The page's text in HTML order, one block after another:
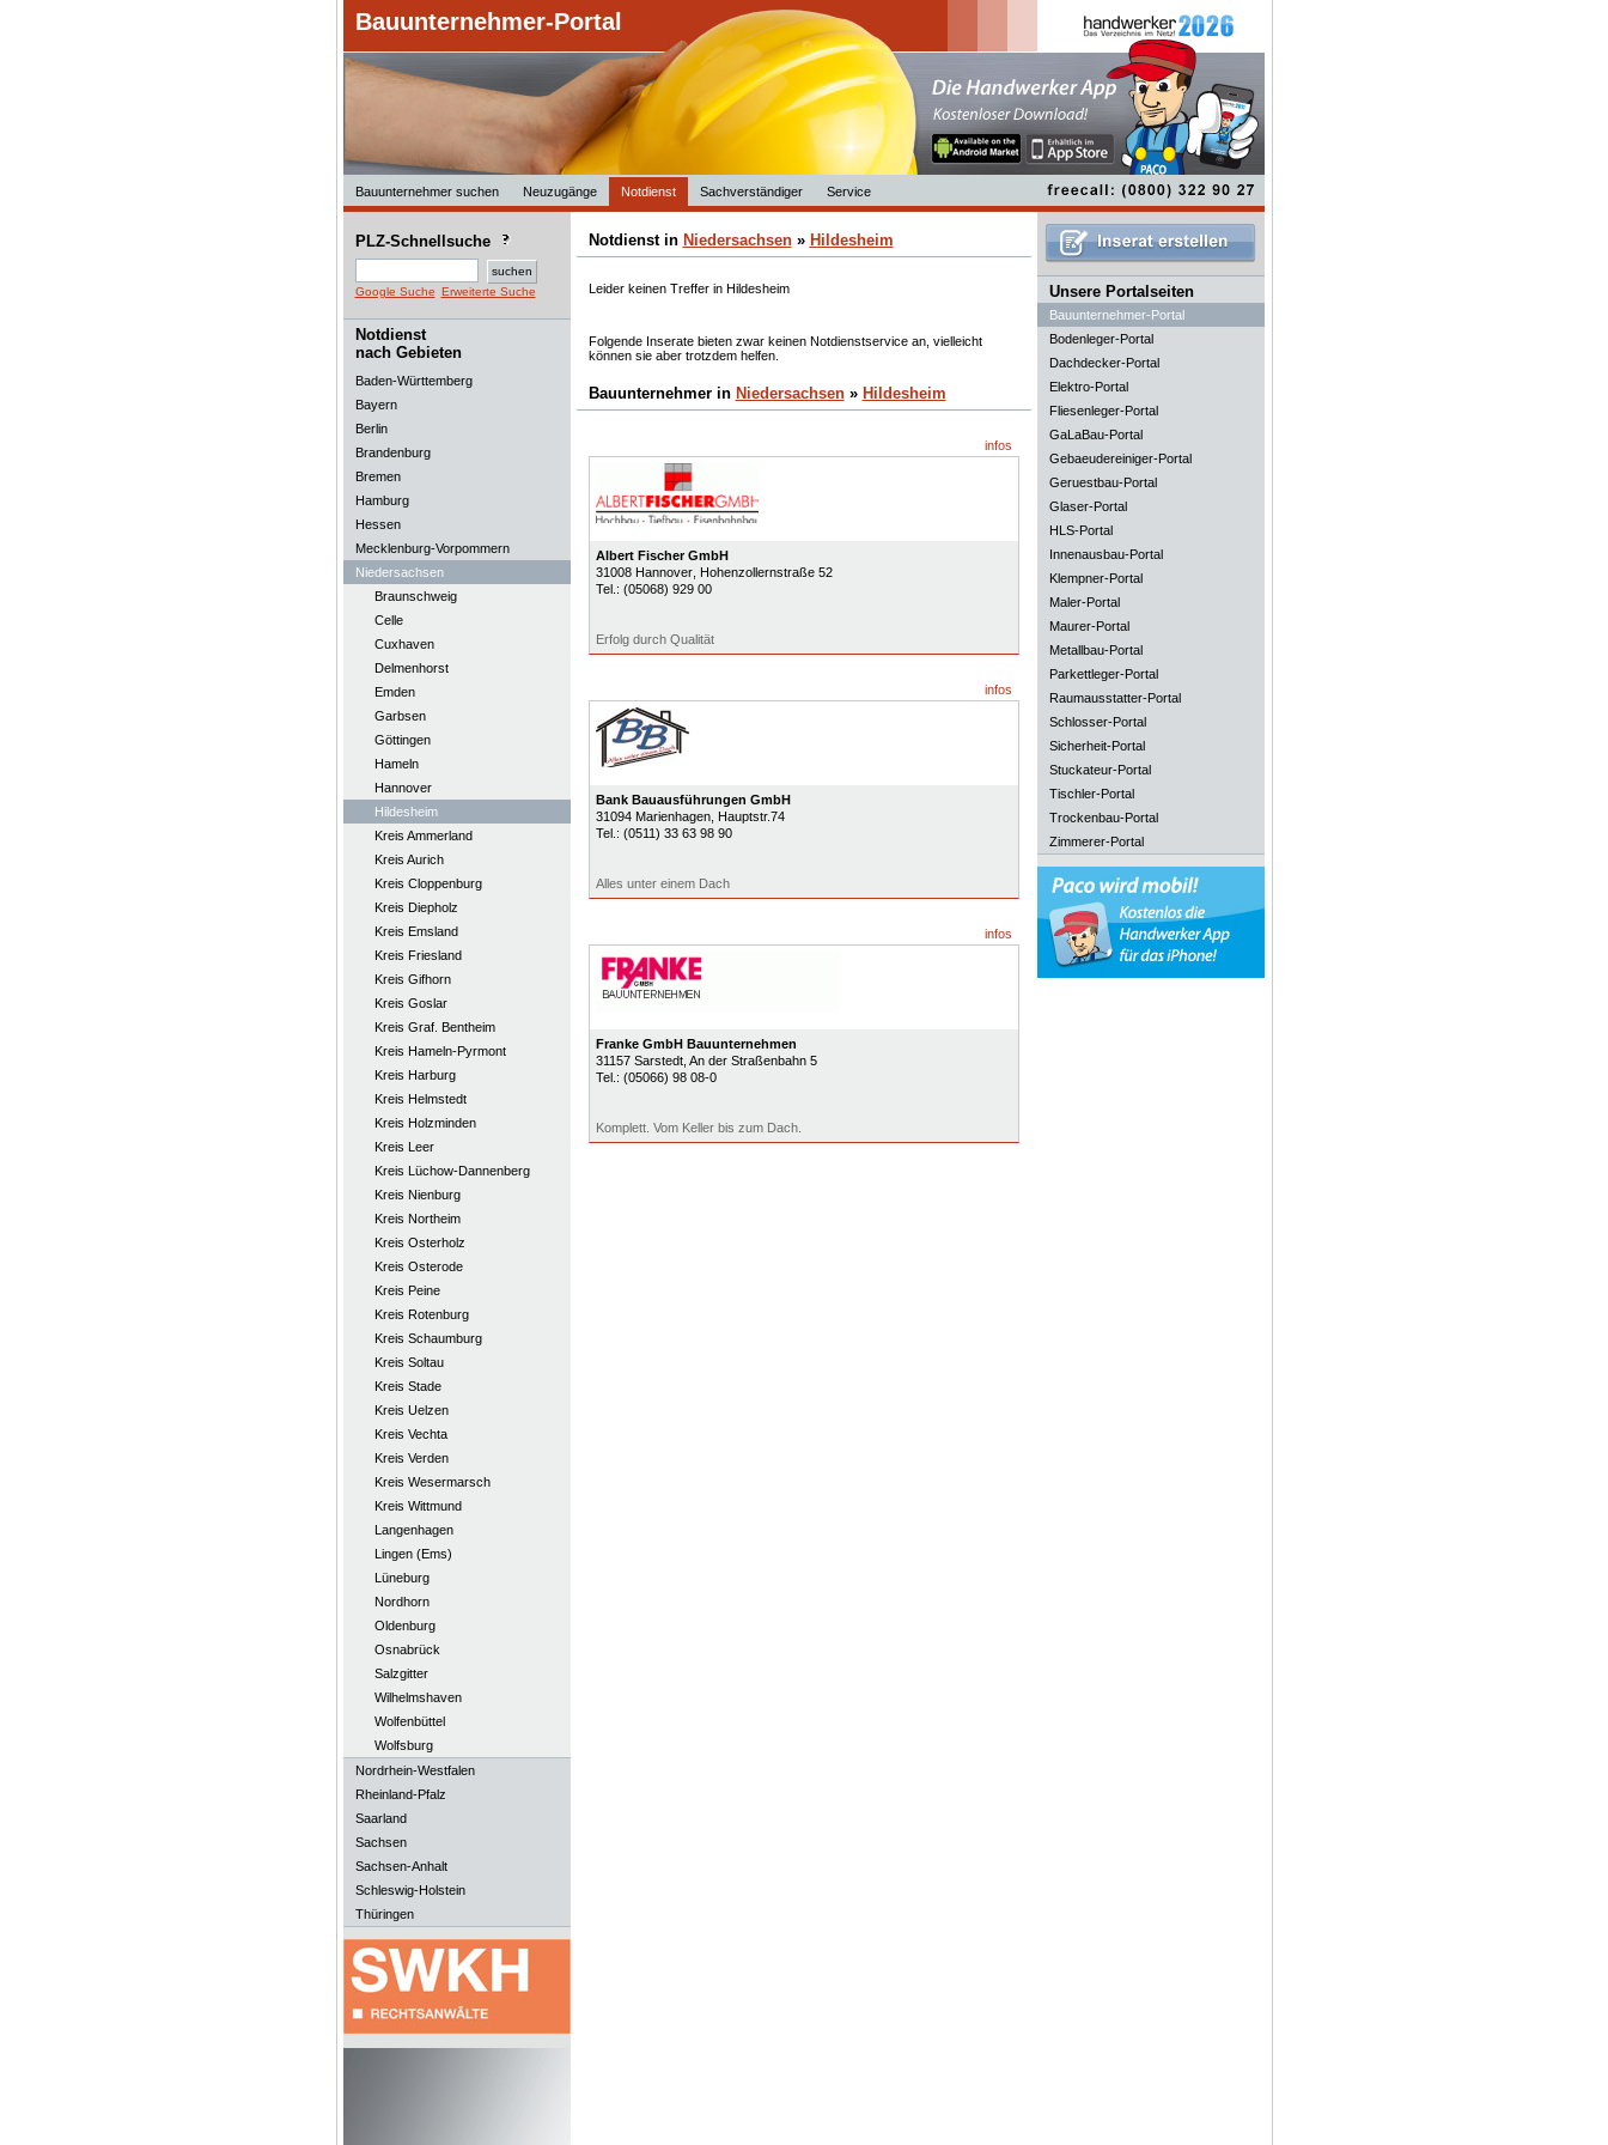
Bauunternehmer-Portal
Bauunternehmer suchen Neuzugänge Notdienst Sachverständiger Service
PLZ-Schnellsuche
Google Suche Erweiterte Suche
Notdienst
nach Gebieten
Baden-Württemberg
Bayern
Berlin
Brandenburg
Bremen
Hamburg
Hessen
Mecklenburg-Vorpommern
Niedersachsen
Braunschweig
Celle
Cuxhaven
Delmenhorst
Emden
Garbsen
Göttingen
Hameln
Hannover
Hildesheim
Kreis Ammerland
Kreis Aurich
Kreis Cloppenburg
Kreis Diepholz
Kreis Emsland
Kreis Friesland
Kreis Gifhorn
Kreis Goslar
Kreis Graf. Bentheim
Kreis Hameln-Pyrmont
Kreis Harburg
Kreis Helmstedt
Kreis Holzminden
Kreis Leer
Kreis Lüchow-Dannenberg
Kreis Nienburg
Kreis Northeim
Kreis Osterholz
Kreis Osterode
Kreis Peine
Kreis Rotenburg
Kreis Schaumburg
Kreis Soltau
Kreis Stade
Kreis Uelzen
Kreis Vechta
Kreis Verden
Kreis Wesermarsch
Kreis Wittmund
Langenhagen
Lingen (Ems)
Lüneburg
Nordhorn
Oldenburg
Osnabrück
Salzgitter
Wilhelmshaven
Wolfenbüttel
Wolfsburg
Nordrhein-Westfalen
Rheinland-Pfalz
Saarland
Sachsen
Sachsen-Anhalt
Schleswig-Holstein
Thüringen
Notdienst in Niedersachsen» Hildesheim
Leider keinen Treffer in Hildesheim
Folgende Inserate bieten zwar keinen Notdienstservice an, vielleicht
können sie aber trotzdem helfen.
Bauunternehmer in Niedersachsen» Hildesheim
infos
Albert Fischer GmbH
31008 Hannover, Hohenzollernstraße 52
Tel.: (05068) 929 00
Erfolg durch Qualität
infos
Bank Bauausführungen GmbH
31094 Marienhagen, Hauptstr.74
Tel.: (0511) 33 63 98 90
Alles unter einem Dach
infos
Franke GmbH Bauunternehmen
31157 Sarstedt, An der Straßenbahn 5
Tel.: (05066) 98 08-0
Komplett. Vom Keller bis zum Dach.
Unsere Portalseiten
Bauunternehmer-Portal
Bodenleger-Portal
Dachdecker-Portal
Elektro-Portal
Fliesenleger-Portal
GaLaBau-Portal
Gebaeudereiniger-Portal
Geruestbau-Portal
Glaser-Portal
HLS-Portal
Innenausbau-Portal
Klempner-Portal
Maler-Portal
Maurer-Portal
Metallbau-Portal
Parkettleger-Portal
Raumausstatter-Portal
Schlosser-Portal
Sicherheit-Portal
Stuckateur-Portal
Tischler-Portal
Trockenbau-Portal
Zimmerer-Portal